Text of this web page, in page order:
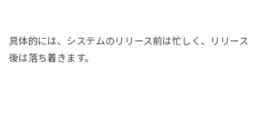
具体的には、システムのリリース前は忙しく、リリース
後は落ち着きます。